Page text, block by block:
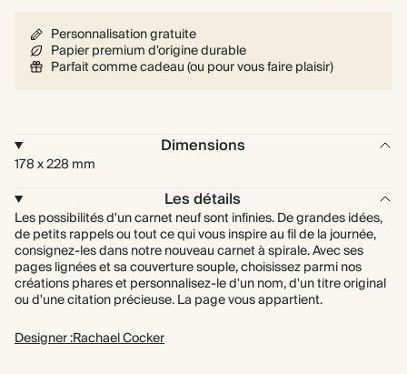
Personnalisation gratuite
Papier premium d'origine durable
Parfait comme cadeau (ou pour vous faire plaisir)
Dimensions
178 x 228 mm
Les détails
Les possibilités d'un carnet neuf sont infinies. De grandes idées,
de petits rappels ou tout ce qui vous inspire au fil de la journée,
consignez-les dans notre nouveau carnet à spirale. Avec ses
pages lignées et sa couverture souple, choisissez parmi nos
créations phares et personnalisez-le d'un nom, d'un titre original
ou d'une citation précieuse. La page vous appartient.
Designer :Rachael Cocker